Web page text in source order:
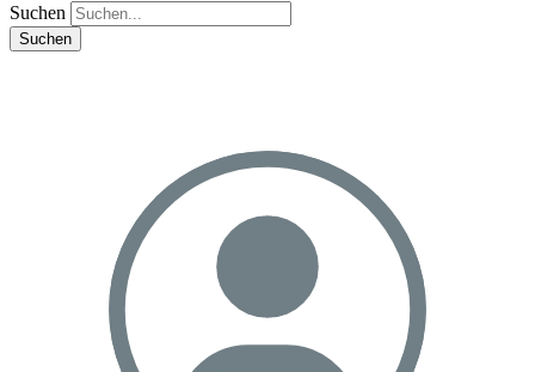
Suchen
Suchen